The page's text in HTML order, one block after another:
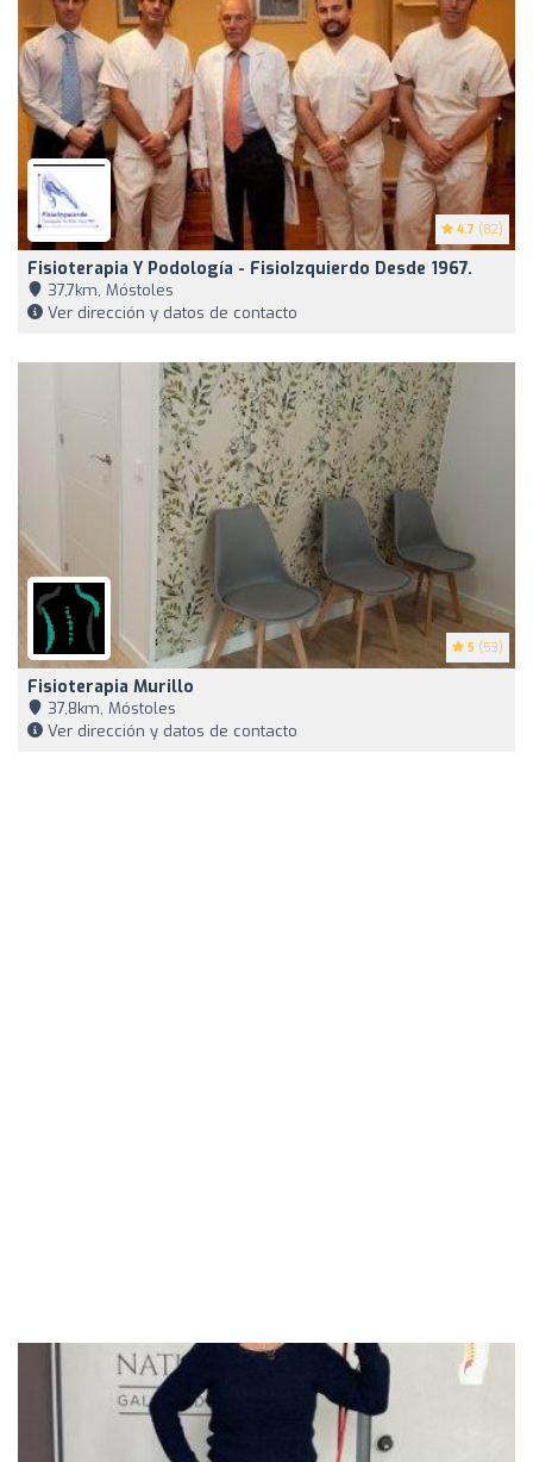
4.7 (82)
Fisioterapia Y Podología - FisioIzquierdo Desde 1967.
37,7km, Móstoles
Ver dirección y datos de contacto
5 (53)
Fisioterapia Murillo
37,8km, Móstoles
Ver dirección y datos de contacto